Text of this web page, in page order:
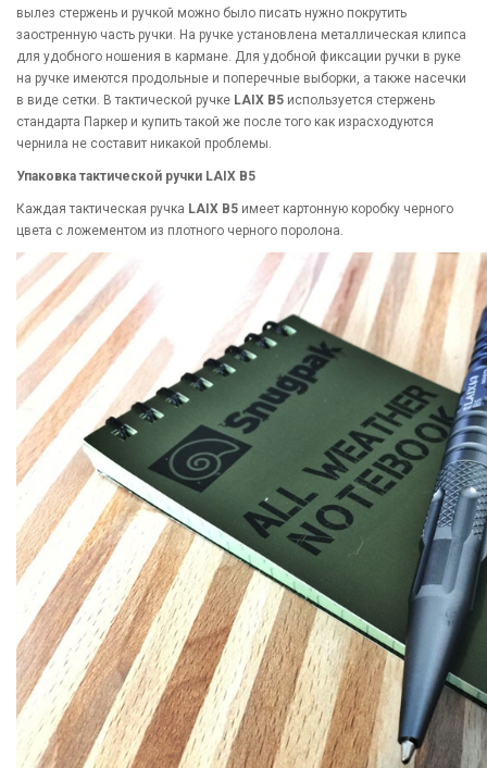
вылез стержень и ручкой можно было писать нужно покрутить
заостренную часть ручки. На ручке установлена металлическая клипса
для удобного ношения в кармане. Для удобной фиксации ручки в руке
на ручке имеются продольные и поперечные выборки, а также насечки
в виде сетки. В тактической ручке LAIX B5 используется стержень
стандарта Паркер и купить такой же после того как израсходуются
чернила не составит никакой проблемы.
Упаковка тактической ручки LAIX B5
Каждая тактическая ручка LAIX B5 имеет картонную коробку черного
цвета с ложементом из плотного черного поролона.